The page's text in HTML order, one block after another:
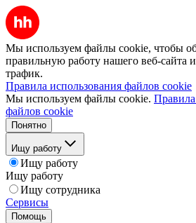
Мы используем файлы cookie, чтобы
правильную работу нашего веб-сайта
трафик.
Правила использования файлов cookie
Мы используем файлы cookie.
файлов cookie
Понятно
Ищу работу
Ищу работу
Ищу работу
Ищу сотрудника
Сервисы
Помощь